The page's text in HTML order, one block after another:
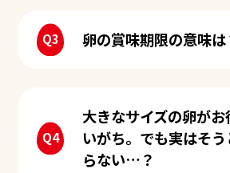
卵の賞味期限の意味は
大きなサイズの卵がお
いがち。でも実はそ
らない…？